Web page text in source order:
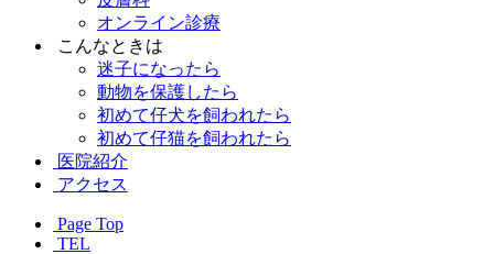
オンライン診療
こんなときは
迷子になったら
動物を保護したら
初めて仔犬を飼われたら
初めて仔猫を飼われたら
医院紹介
アクセス
Page Top
TEL